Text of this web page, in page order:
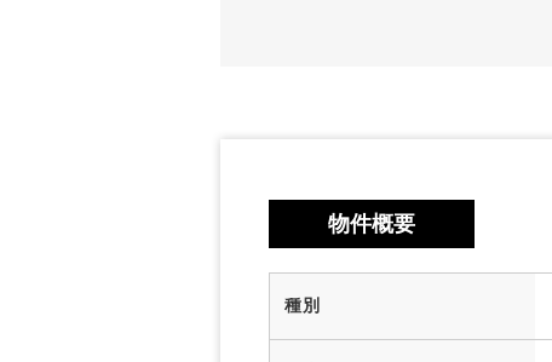
物件概要
種別